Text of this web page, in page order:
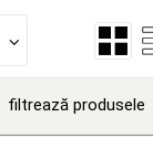
filtrează produsele